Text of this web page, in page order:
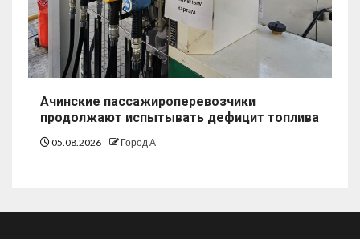
Ачинские пассажироперевозчики
продолжают испытывать дефицит топлива
05.08.2026 Город А